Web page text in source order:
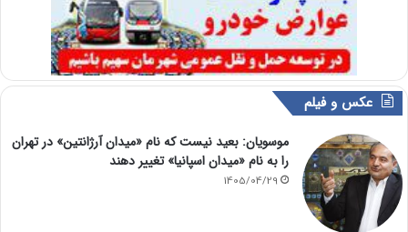
عکس و فیلم
موسویان: بعید نیست که نام «میدان آرژانتین» در تهران
را به نام «میدان اسپانیا» تغییر دهند
1405/04/29